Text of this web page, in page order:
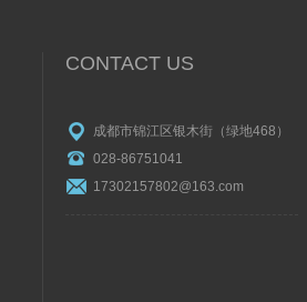
CONTACT US
成都市锦江区银木街（绿地468）
028-86751041
17302157802@163.com